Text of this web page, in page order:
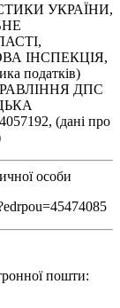
УКРАЇНИ,
ІНСПЕКЦІЯ,
податків)
ДПС
(дані про
особи
пошти: